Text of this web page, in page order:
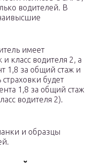
водителей. В
имеет
класс водителя 2, а
1,8 за общий стаж и
страховки будет
1,8 за общий стаж
водителя 2).
и образцы